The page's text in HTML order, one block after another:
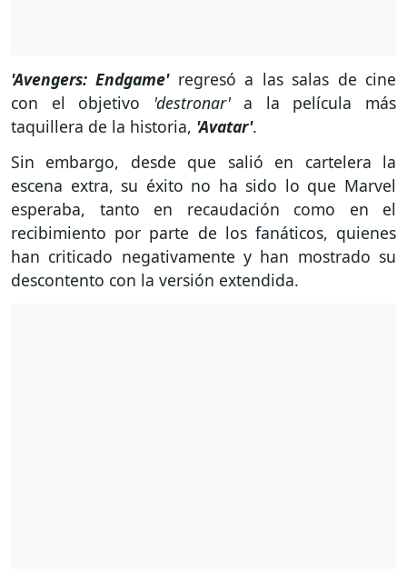
'Avengers: Endgame' regresó a las salas de cine
con el objetivo 'destronar'a la película más
taquillera de la historia, 'Avatar'.
Sin embargo, desde que salió en cartelera la
escena extra, su éxito no ha sido lo que Marvel
esperaba, tanto en recaudación como en el
recibimiento por parte de los fanáticos, quienes
han criticado negativamente y han mostrado su
descontento con la versión extendida.